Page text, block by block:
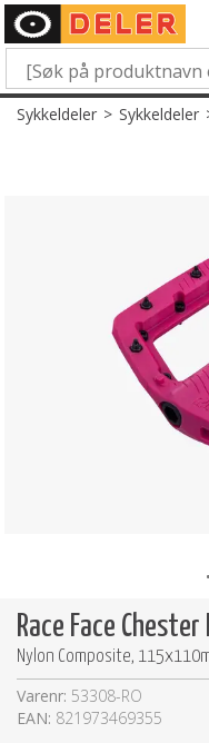
Sykkeldeler>Sykkeldeler
Race Face
Nylon Composite,
Varenr: 53308-RO
EAN: 821973469355